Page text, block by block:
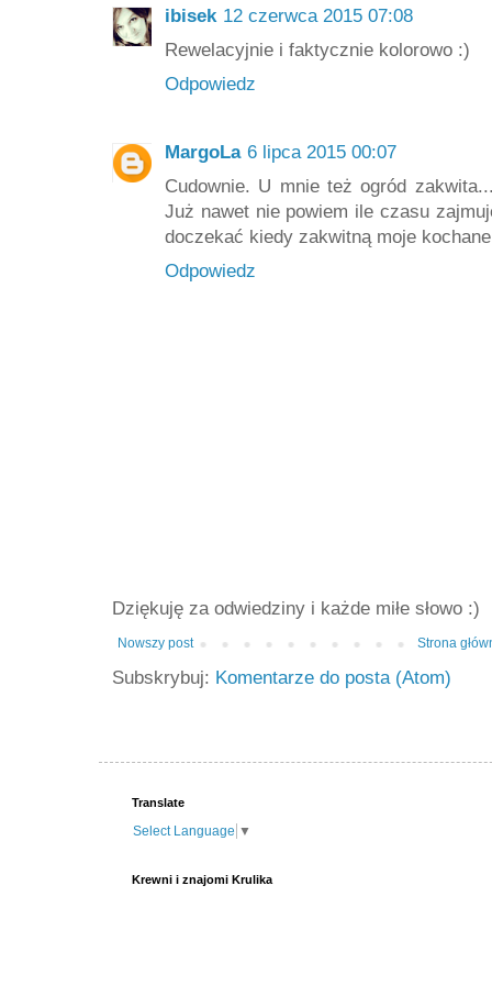
ibisek 12 czerwca 2015 07:08
Rewelacyjnie i faktycznie kolorowo :)
Odpowiedz
MargoLa 6 lipca 2015 00:07
Cudownie. U mnie też ogród
Już nawet nie powiem ile czasu
doczekać kiedy zakwitną moje
Odpowiedz
Dziękuję za odwiedziny i każde miłe słowo :)
Nowszy post Strona
Subskrybuj: Komentarze do posta (Atom)
Translate
Select Language ▼
Krewni i znajomi Krulika